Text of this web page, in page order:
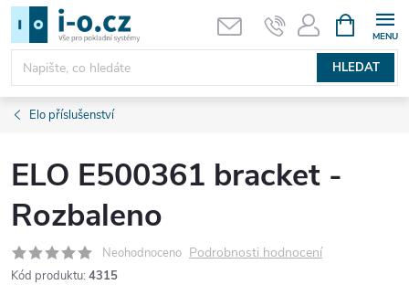
Přejít
obsah
HLEDAT
NÁKUPNÍ
KOŠÍK
Elo příslušenství
ELO E500361 bracket -
Rozbaleno
Neohodnoceno Podrobnosti hodnocení
Kód produktu: 4315